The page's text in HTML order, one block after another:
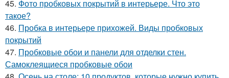
45. Фото пробковых покрытий в интерьере. Что это
такое?
46. Пробка в интерьере прихожей. Виды пробковых
покрытий
47. Пробковые обои и панели для отделки стен.
Самоклеящиеся пробковые обои